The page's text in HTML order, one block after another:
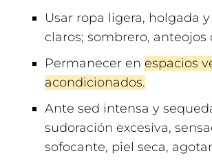
Usar ropa ligera, holgada
claros; sombrero, anteojos
Permanecer en espacios
acondicionados.
Ante sed intensa y
sudoración excesiva,
sofocante, piel seca,